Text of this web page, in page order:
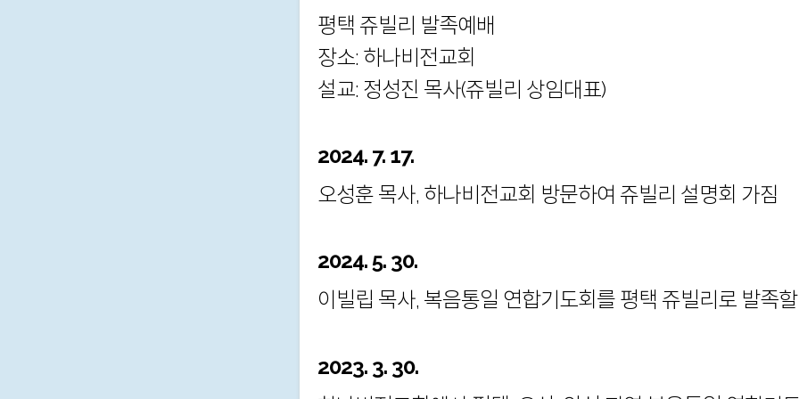
평택 쥬빌리 발족예배
장소: 하나비전교회
설교: 정성진 목사(쥬빌리 상임대표)
2024. 7. 17.
오성훈 목사, 하나비전교회 방문하여 쥬빌리 설명회 가짐
2024. 5. 30.
이빌립 목사, 복음통일 연합기도회를 평택 쥬빌리로 발족
2023. 3. 30.